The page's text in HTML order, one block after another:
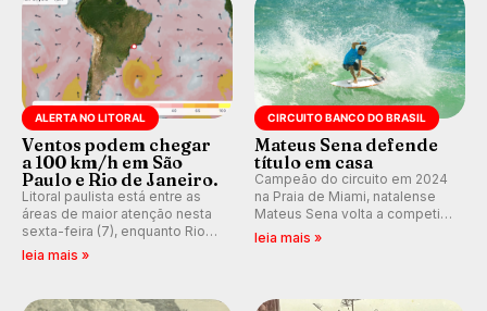
ALERTA NO LITORAL
Ventos podem chegar
a 100 km/h em São
Paulo e Rio de Janeiro.
Litoral paulista está entre as
áreas de maior atenção nesta
sexta-feira (7), enquanto Rio
de Janeiro também recebe
km/h em Itanhaém.
leia mais »
CIRCUITO BANCO DO BRASIL
Mateus Sena defende
título em casa
Campeão do circuito em 2024
na Praia de Miami, natalense
Mateus Sena volta a competir
em casa em busca de manter a
leia mais »